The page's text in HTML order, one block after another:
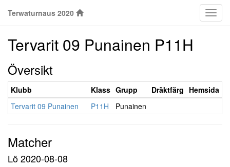
Terwaturnaus 2020
Tervarit 09 Punainen P11H
Översikt
Klubb Klass Grupp Dräktfärg Hemsida
Tervarit 09 Punainen
P11H Punainen
Matcher
Lö 2020-08-08